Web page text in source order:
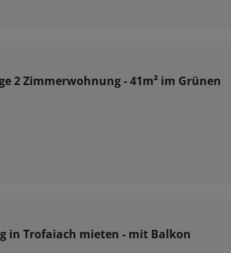
2 Zimmerwohnung - 41m² im Grünen
in Trofaiach mieten - mit Balkon